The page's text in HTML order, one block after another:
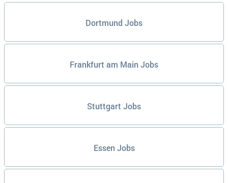
Dortmund Jobs
Frankfurt am Main Jobs
Stuttgart Jobs
Essen Jobs